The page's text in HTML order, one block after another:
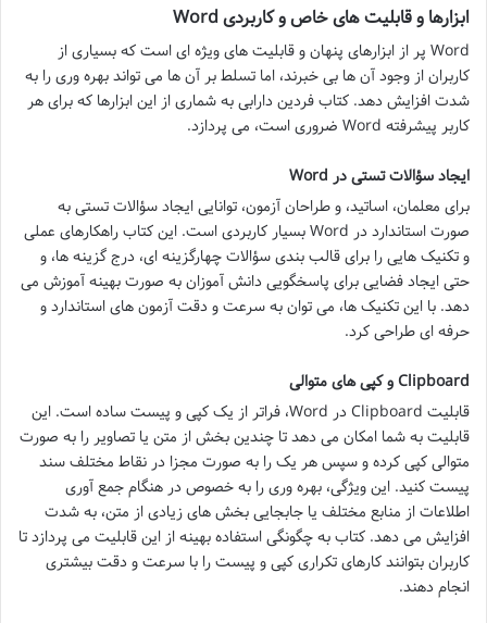
ابزارها و قابلیت های خاص و کاربردی Word
Word پر از ابزارهای پنهان و قابلیت های ویژه ای است که بسیاری از
کاربران از وجود آن ها بی خبرند، اما تسلط بر آن ها می تواند بهره وری را به
شدت افزایش دهد. کتاب فردین دارابی به شماری از این ابزارها که برای هر
کاربر پیشرفته Word ضروری است، می پردازد.
ایجاد سؤالات تستی در Word
برای معلمان، اساتید، و طراحان آزمون، توانایی ایجاد سؤالات تستی به
صورت استاندارد در Word بسیار کاربردی است. این کتاب راهکارهای عملی
و تکنیک هایی را برای قالب بندی سؤالات چهارگزینه ای، درج گزینه ها، و
حتی ایجاد فضایی برای پاسخگویی دانش آموزان به صورت بهینه آموزش می
دهد. با این تکنیک ها، می توان به سرعت و دقت آزمون های استاندارد و
حرفه ای طراحی کرد.
Clipboard و کپی های متوالی
قابلیت Clipboard در Word، فراتر از یک کپی و پیست ساده است. این
قابلیت به شما امکان می دهد تا چندین بخش از متن یا تصاویر را به صورت
متوالی کپی کرده و سپس هر یک را به صورت مجزا در نقاط مختلف سند
پیست کنید. این ویژگی، بهره وری را به خصوص در هنگام جمع آوری
اطلاعات از منابع مختلف یا جابجایی بخش های زیادی از متن، به شدت
افزایش می دهد. کتاب به چگونگی استفاده بهینه از این قابلیت می پردازد تا
کاربران بتوانند کارهای تکراری کپی و پیست را با سرعت و دقت بیشتری
انجام دهند.